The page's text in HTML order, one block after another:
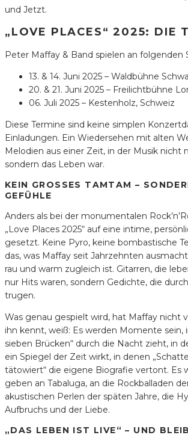
und Jetzt.
„LOVE PLACES“ 2025: DIE
Peter Maffay & Band spielen an folgenden
13. & 14. Juni 2025 – Waldbühne
20. & 21. Juni 2025 – Freilichtbühne
06. Juli 2025 – Kestenholz, Schweiz
Diese Termine sind keine simplen
Einladungen. Ein Wiedersehen mit alten
Melodien aus einer Zeit, in der Musik nicht
sondern das Leben war.
KEIN GROSSES TAMTAM – SONDERN
FÜHLE
Anders als bei der monumentalen
„Love Places 2025“ auf eine intime,
gesetzt. Keine Pyro, keine bombastische
das, was Maffay seit Jahrzehnten
rau und warm zugleich ist. Gitarren, die
nur Hits waren, sondern Gedichte, die
trugen.
Was genau gespielt wird, hat Maffay nicht
ihn kennt, weiß: Es werden Momente sein,
sieben Brücken“ durch die Nacht zieht, in
ein Spiegel der Zeit wirkt, in denen
tätowiert“ die eigene Biografie vertont. Es
geben an Tabaluga, an die Rockballaden
akustischen Perlen der späten Jahre, die
Aufbruchs und der Liebe.
„DAS LEBEN IST LIVE“ – UND